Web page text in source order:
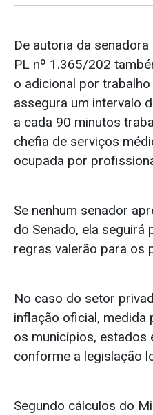
De autoria da
PL nº 1.365/202
o adicional por
assegura um intervalo
a cada 90 minutos
chefia de serviços
ocupada por
Se nenhum senador
do Senado, ela seguirá
regras valerão para os
No caso do setor
inflação oficial, medida
os municípios, estados
conforme a legislação
Segundo cálculos do